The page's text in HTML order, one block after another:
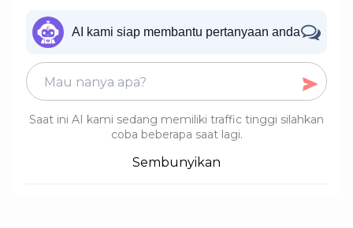
AI kami siap membantu pertanyaan anda
Saat ini AI kami sedang memiliki traffic tinggi silahkan
coba beberapa saat lagi.
Sembunyikan